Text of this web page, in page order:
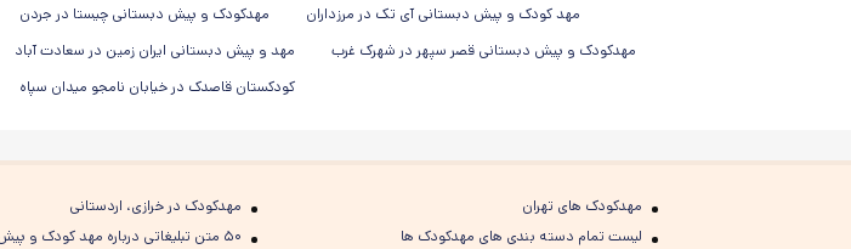
مهد کودک و پیش دبستانی آی تک در مرزداران مهدکودک و پیش دبستانی چیستا در جردن
مهدکودک و پیش دبستانی قصر سپهر در شهرک غرب
مهد و پیش دبستانی ایران زمین در سعادت آباد
کودکستان قاصدک در خیابان نامجو میدان سپاه
مهدکودک های تهران
مهدکودک در خرازی، اردستانی
لیست تمام دسته بندی های مهدکودک ها
۵۰ متن تبلیغاتی درباره مهد کودک و پیش دبستانی